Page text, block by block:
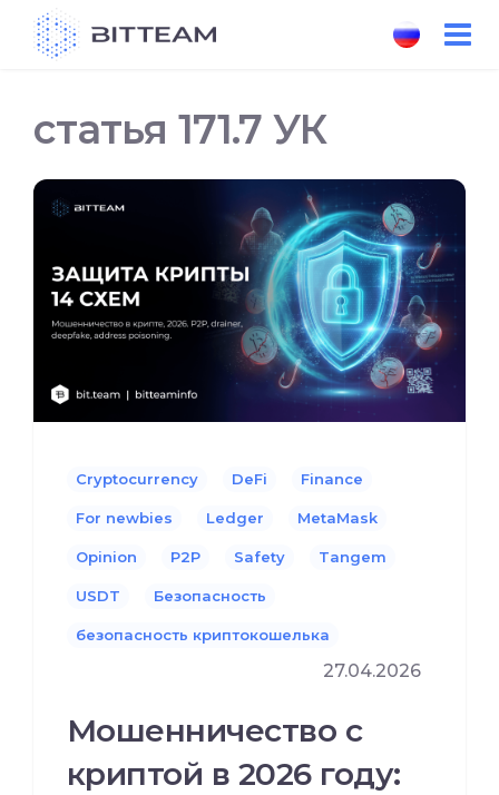
статья 171.7 УК
Cryptocurrency DeFi Finance
For newbies Ledger MetaMask
Opinion P2P Safety Tangem
USDT Безопасность
безопасность криптокошелька
27.04.2026
Мошенничество с
криптой в 2026 году: